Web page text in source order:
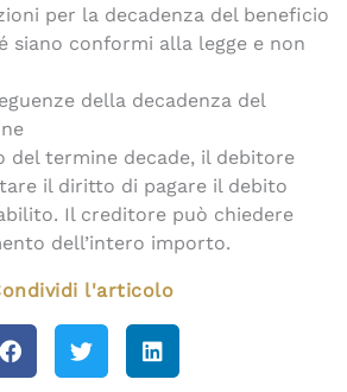
per la decadenza del beneficio
siano conformi alla legge e non
della decadenza del
del termine decade, il debitore
il diritto di pagare il debito
Il creditore può chiedere
dell’intero importo.
l'articolo